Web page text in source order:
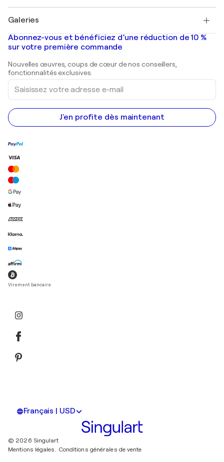
Banksy
Mr. Brainwash
Shepard Fairey
Tableaux abstraits à vendre
Peintures de paysage
Estampes
Peintures acryliques
Galeries
Galeries d'art en France
Galeries d'art en Belgique
Abonnez-vous et bénéficiez d’une réduction de 10 %
sur votre première commande
Nouvelles œuvres, coups de cœur de nos conseillers,
fonctionnalités exclusives.
Saisissez
votre
adresse
e-
mail
J'en profite dès maintenant
Virement bancaire
Français | USD
© 2026 Singulart
Mentions légales. Conditions générales de vente